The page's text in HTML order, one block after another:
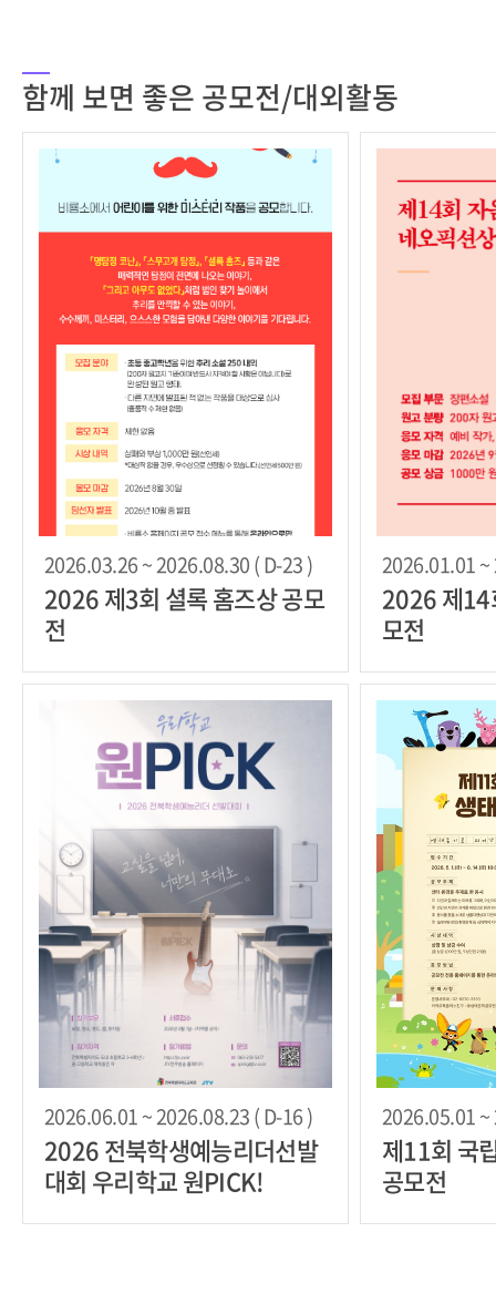
함께 보면 좋은 공모전/대외활동
2026.03.26 ~ 2026.08.30 ( D-23 )
2026 제3회 셜록 홈즈상 공모
전
2026.01.01 ~
2026 제14
모전
2026.06.01 ~ 2026.08.23 ( D-16 )
2026 전북학생예능리더선발
대회 우리학교 원PICK!
2026.05.01 ~
제11회 국
공모전